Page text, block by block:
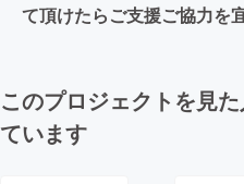
て頂けたらご支援ご協力を
このプロジェクトを見
ています